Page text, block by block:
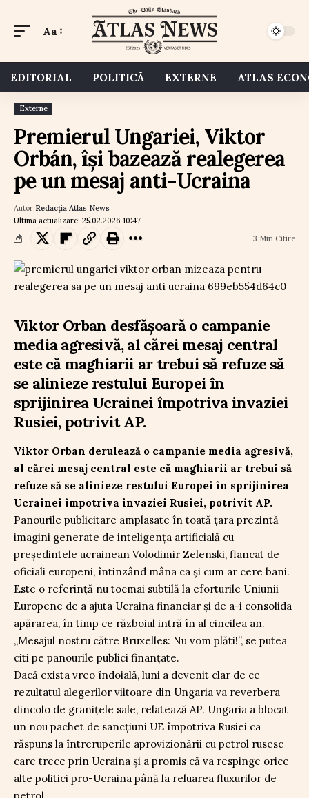
Aa
EDITORIAL POLITICĂ EXTERNE ATLAS
Externe
Premierul Ungariei, Viktor
Orbán, își bazează realegerea
pe un mesaj anti-Ucraina
Ultima actualizare: 25.02.2026 10:47
Autor:Redacția Atlas News
3 Min Citire
Viktor Orban desfășoară o campanie
media agresivă, al cărei mesaj central
este că maghiarii ar trebui să refuze să
se alinieze restului Europei în
sprijinirea Ucrainei împotriva invaziei
Rusiei, potrivit AP.
Viktor Orban derulează o campanie media agresivă,
al cărei mesaj central este că maghiarii ar trebui să
refuze să se alinieze restului Europei în sprijinirea
Ucrainei împotriva invaziei Rusiei, potrivit AP.
Panourile publicitare amplasate în toată țara prezintă
imagini generate de inteligența artificială cu
președintele ucrainean Volodimir Zelenski, flancat de
oficiali europeni, întinzând mâna ca și cum ar cere bani.
Este o referință nu tocmai subtilă la eforturile Uniunii
Europene de a ajuta Ucraina financiar și de a-i consolida
apărarea, în timp ce războiul intră în al cincilea an.
„Mesajul nostru către Bruxelles: Nu vom plăti!”, se putea
citi pe panourile publici finanțate.
Dacă exista vreo îndoială, luni a devenit clar de ce
rezultatul alegerilor viitoare din Ungaria va reverbera
dincolo de granițele sale, relatează AP. Ungaria a blocat
un nou pachet de sancțiuni UE împotriva Rusiei ca
răspuns la întreruperile aprovizionării cu petrol rusesc
care trece prin Ucraina și a promis că va respinge orice
alte politici pro-Ucraina până la reluarea fluxurilor de